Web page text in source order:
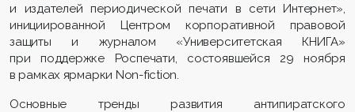
и издателей периодической печати в сети Интернет»,
инициированной Центром корпоративной правовой
защиты и журналом «Университетская КНИГА»
при поддержке Роспечати, состоявшейся 29 ноября
в рамках ярмарки Non-fiction.
Основные тренды развития антипиратского